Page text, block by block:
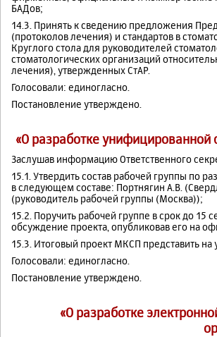
БАДов;
14.3. Принять к сведению предложения
(протоколов лечения) и стандартов в
Круглого стола для руководителей
стоматологических организаций
лечения), утвержденных СтАР.
Голосовали: единогласно.
Постановление утверждено.
«О разработке
Заслушав информацию Ответственного
15.1. Утвердить состав рабочей группы по
в следующем составе: Портнягин А.В.
(руководитель рабочей группы (Москва));
15.2. Поручить рабочей группе в срок до 15
обсуждение проекта, опубликовав его на
15.3. Итоговый проект МКСП представить на
Голосовали: единогласно.
Постановление утверждено.
«О разработке